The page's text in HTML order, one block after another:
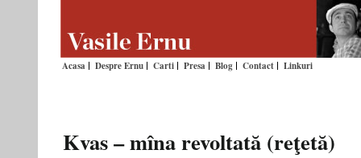
Acasa Despre Ernu Carti Presa Blog Contact Linkuri
Kvas – mîna revoltată (reţetă)